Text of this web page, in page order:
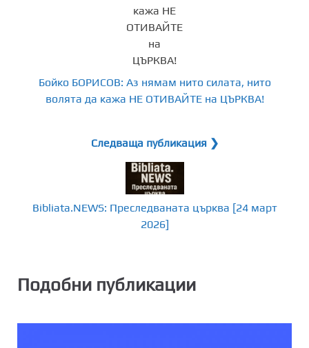
Бойко БОРИСОВ: Аз нямам нито силата, нито
волята да кажа НЕ ОТИВАЙТЕ на ЦЪРКВА!
Следваща публикация ❯
Bibliata.NEWS: Преследваната църква [24 март
2026]
Подобни публикации